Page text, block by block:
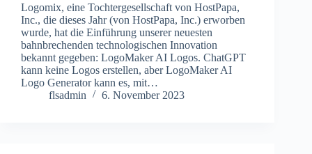
Logomix, eine Tochtergesellschaft von HostPapa,
Inc., die dieses Jahr (von HostPapa, Inc.) erworben
wurde, hat die Einführung unserer neuesten
bahnbrechenden technologischen Innovation
bekannt gegeben: LogoMaker AI Logos. ChatGPT
kann keine Logos erstellen, aber LogoMaker AI
Logo Generator kann es, mit…
flsadmin
6. November 2023